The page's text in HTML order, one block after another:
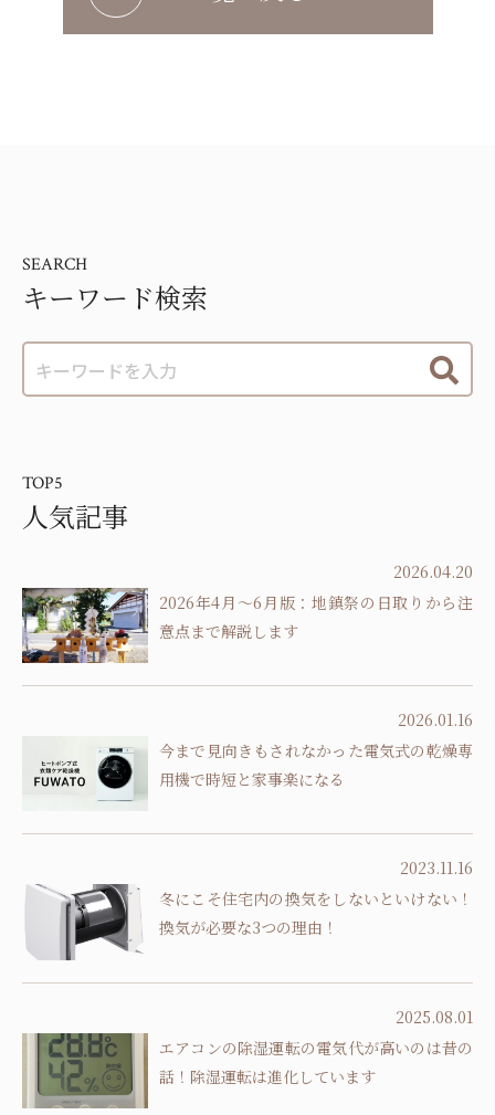
SEARCH
キーワード検索
TOP5
人気記事
2026.04.20
2026年4月～6月版：地鎮祭の日取りから注
意点まで解説します
2026.01.16
今まで見向きもされなかった電気式の乾燥専
用機で時短と家事楽になる
2023.11.16
冬にこそ住宅内の換気をしないといけない！
換気が必要な3つの理由！
2025.08.01
エアコンの除湿運転の電気代が高いのは昔の
話！除湿運転は進化しています